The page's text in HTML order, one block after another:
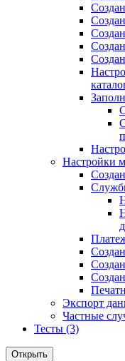
Настройки
Экспорт
Частные
Тесты (3)
Открыть